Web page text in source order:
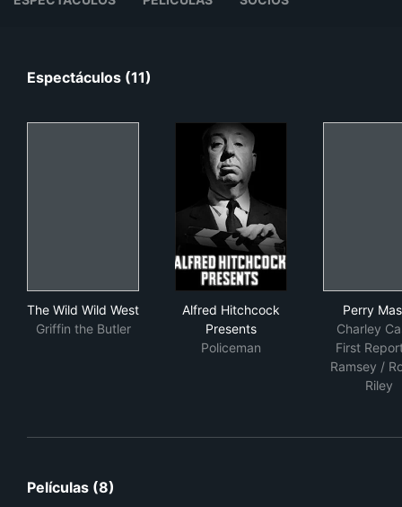
Espectáculos (11)
The Wild Wild West
Griffin the Butler
Alfred Hitchcock
Presents
Policeman
Perry
Charley
First
Ramsey /
Riley
Películas (8)